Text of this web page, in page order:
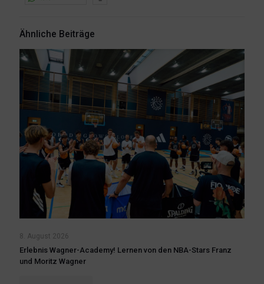
Ähnliche Beiträge
8. August 2026
Erlebnis Wagner-Academy! Lernen von den NBA-Stars Franz
und Moritz Wagner